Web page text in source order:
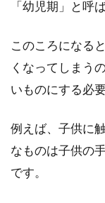
「幼児期」と呼
このころになる
くなってしまう
いものにする必
例えば、子供に
なものは子供の
です。